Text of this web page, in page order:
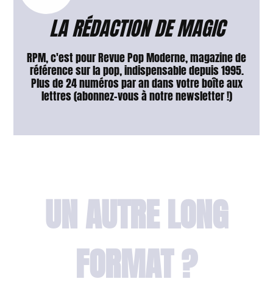
LA RÉDACTION DE MAGIC
RPM, c'est pour Revue Pop Moderne, magazine de
référence sur la pop, indispensable depuis 1995.
Plus de 24 numéros par an dans votre boîte aux
lettres (abonnez-vous à notre newsletter !)
UN AUTRE LONG
FORMAT ?